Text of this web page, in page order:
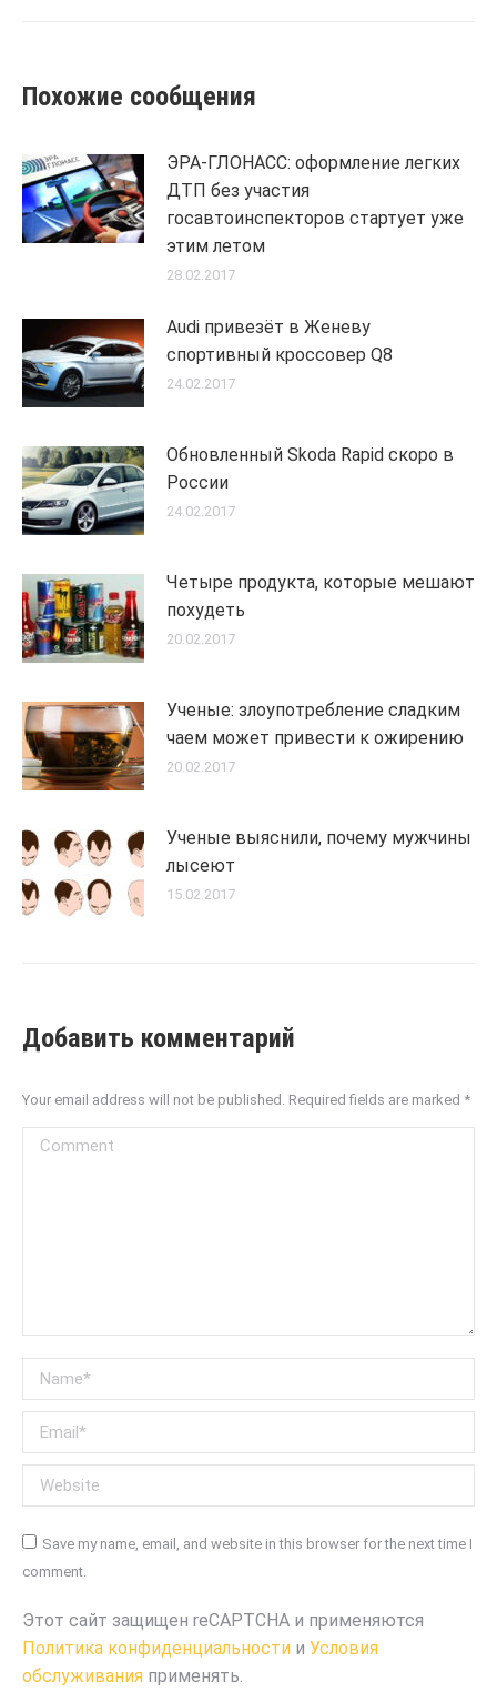
Похожие сообщения
ЭРА-ГЛОНАСС: оформление легких
ДТП без участия
госавтоинспекторов стартует уже
этим летом
28.02.2017
Audi привезёт в Женеву
спортивный кроссовер Q8
24.02.2017
Обновленный Skoda Rapid скоро в
России
24.02.2017
Четыре продукта, которые мешают
похудеть
20.02.2017
Ученые: злоупотребление сладким
чаем может привести к ожирению
20.02.2017
Ученые выяснили, почему мужчины
лысеют
15.02.2017
Добавить комментарий
Your email address will not be published. Required fields are marked *
Comment
Name *
Email *
Website
Save my name, email, and website in this browser for the next time I
comment.
Этот сайт защищен reCAPTCHA и применяются
Политика конфиденциальности и Условия
обслуживания применять.